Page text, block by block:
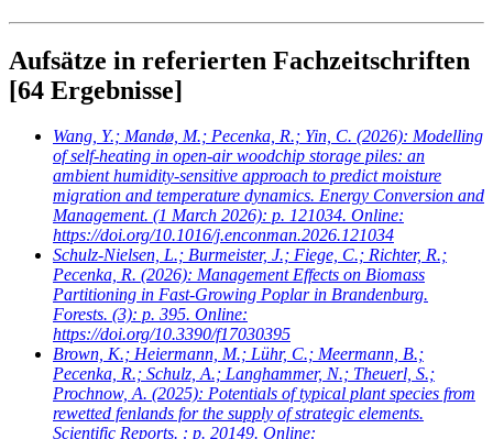
Aufsätze in referierten Fachzeitschriften
[64 Ergebnisse]
Wang, Y.; Mandø, M.; Pecenka, R.; Yin, C. (2026): Modelling
of self-heating in open-air woodchip storage piles: an
ambient humidity-sensitive approach to predict moisture
migration and temperature dynamics. Energy Conversion and
Management. (1 March 2026): p. 121034. Online:
https://doi.org/10.1016/j.enconman.2026.121034
Schulz-Nielsen, L.; Burmeister, J.; Fiege, C.; Richter, R.;
Pecenka, R. (2026): Management Effects on Biomass
Partitioning in Fast-Growing Poplar in Brandenburg.
Forests. (3): p. 395. Online:
https://doi.org/10.3390/f17030395
Brown, K.; Heiermann, M.; Lühr, C.; Meermann, B.;
Pecenka, R.; Schulz, A.; Langhammer, N.; Theuerl, S.;
Prochnow, A. (2025): Potentials of typical plant species from
rewetted fenlands for the supply of strategic elements.
Scientific Reports. : p. 20149. Online: